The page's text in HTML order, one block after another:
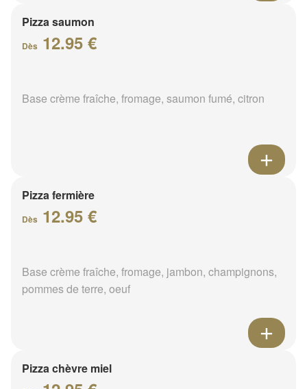
Pizza saumon
Dès 12.95 €
Base crème fraîche, fromage, saumon fumé, citron
Pizza fermière
Dès 12.95 €
Base crème fraîche, fromage, jambon, champignons,
pommes de terre, oeuf
Pizza chèvre miel